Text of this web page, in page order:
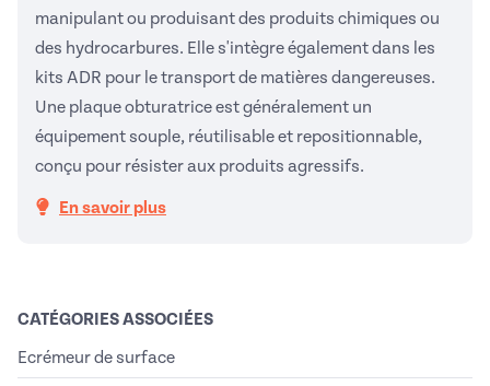
manipulant ou produisant des produits chimiques ou
des hydrocarbures. Elle s'intègre également dans les
kits ADR pour le transport de matières dangereuses.
Une plaque obturatrice est généralement un
équipement souple, réutilisable et repositionnable,
conçu pour résister aux produits agressifs.
En savoir plus
CATÉGORIES ASSOCIÉES
Ecrémeur de surface